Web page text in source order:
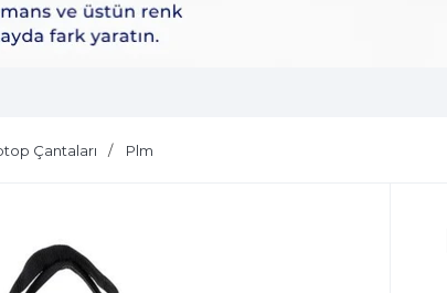
Çantaları Plm